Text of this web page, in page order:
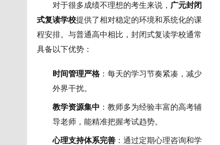
对于很多成绩不理想的考生来说， 广元封闭
式复读学校提供了相对稳定的环境和系统化的课
程安排。与普通高中相比，封闭式复读学校通常
具备以下优势：
时间管理严格：每天的学习节奏紧凑，减少
外界干扰。
教学资源集中 ：教师多为经验丰富的高考辅
导老师，能精准把握考试趋势。
心理支持体系完善：通过定期心理咨询和学